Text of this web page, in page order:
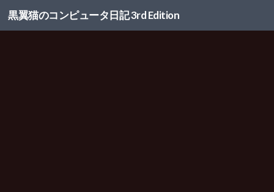
コンテンツへスキップ
黒翼猫のコンピュータ日記 3rd Edition